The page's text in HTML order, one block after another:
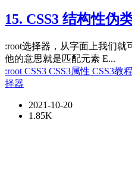
15. CSS3 结构性伪
:root选择器，从字面上我们就
他的意思就是匹配元素 E...
:root CSS3 CSS3属性 CSS3教程
择器
2021-10-20
1.85K